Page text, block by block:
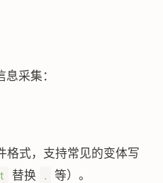
采集：
格式，支持常见的变体写
替换 . 等）。